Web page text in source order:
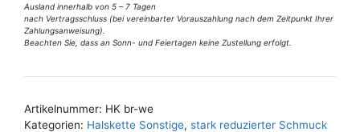
Sari,
braun-
weiß
Ausland innerhalb von 5 – 7 Tagen
nach Vertragsschluss (bei vereinbarter Vorauszahlung nach dem Zeitpunkt Ihrer
Zahlungsanweisung).
Beachten Sie, dass an Sonn- und Feiertagen keine Zustellung erfolgt.
l
e
Artikelnummer: HK br-we
Kategorien: Halskette Sonstige, stark reduzierter Schmuck